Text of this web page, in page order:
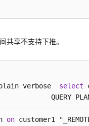
共享不支持下推。
verbose select
on customer1